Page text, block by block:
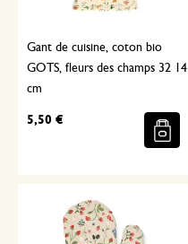
Gant de cuisine, coton bio
GOTS, fleurs des champs 32 14
cm
5,50 €